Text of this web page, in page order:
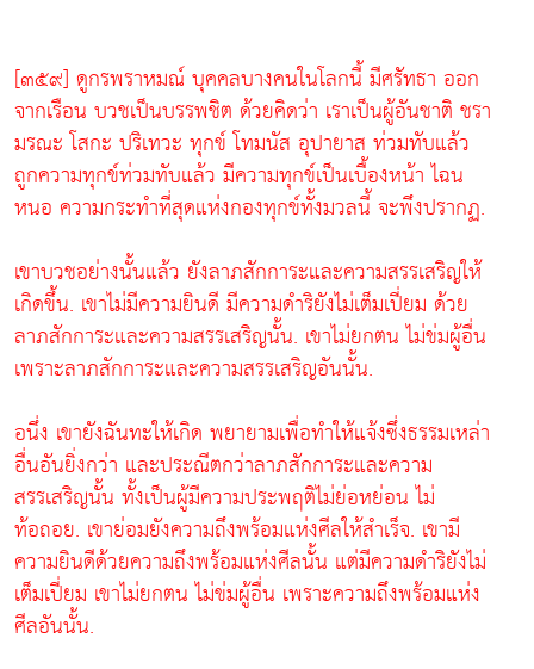
[๓๕๙] ดูกรพราหมณ์ บุคคลบางคนในโลกนี้ มีศรัทธา ออก
จากเรือน บวชเป็นบรรพชิต ด้วยคิดว่า เราเป็นผู้อันชาติ ชรา
มรณะ โสกะ ปริเทวะ ทุกข์ โทมนัส อุปายาส ท่วมทับแล้ว
ถูกความทุกข์ท่วมทับแล้ว มีความทุกข์เป็นเบื้องหน้า ไฉน
หนอ ความกระทำที่สุดแห่งกองทุกข์ทั้งมวลนี้ จะพึงปรากฏ.
เขาบวชอย่างนั้นแล้ว ยังลาภสักการะและความสรรเสริญให้
เกิดขึ้น. เขาไม่มีความยินดี มีความดำริยังไม่เต็มเปี่ยม ด้วย
ลาภสักการะและความสรรเสริญนั้น. เขาไม่ยกตน ไม่ข่มผู้อื่น
เพราะลาภสักการะและความสรรเสริญอันนั้น.
อนึ่ง เขายังฉันทะให้เกิด พยายามเพื่อทำให้แจ้งซึ่งธรรมเหล่า
อื่นอันยิ่งกว่า และประณีตกว่าลาภสักการะและความ
สรรเสริญนั้น ทั้งเป็นผู้มีความประพฤติไม่ย่อหย่อน ไม่
ท้อถอย. เขาย่อมยังความถึงพร้อมแห่งศีลให้สำเร็จ. เขามี
ความยินดีด้วยความถึงพร้อมแห่งศีลนั้น แต่มีความดำริยังไม่
เต็มเปี่ยม เขาไม่ยกตน ไม่ข่มผู้อื่น เพราะความถึงพร้อมแห่ง
ศีลอันนั้น.